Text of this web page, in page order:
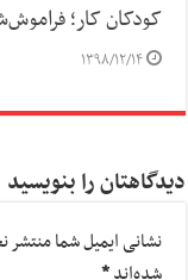
کودکان کار؛
۱۳۹۸/۱۲/۱۴
دیدگاهتان را بنویسید
نشانی ایمیل شما